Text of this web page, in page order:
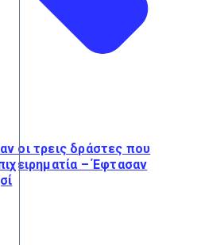
οι τρεις δράστες που
– Έφτασαν